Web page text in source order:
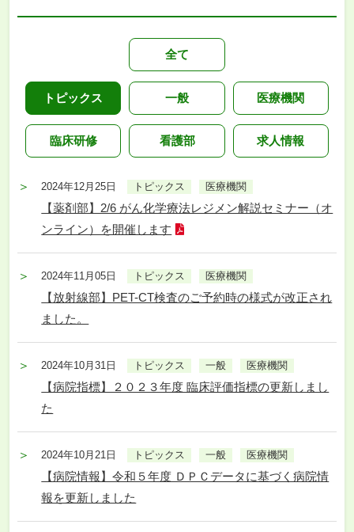
全て
トピックス 一般 医療機関
臨床研修 看護部 求人情報
2024年12月25日 トピックス 医療機関
【薬剤部】2/6 がん化学療法レジメン解説セミナー（オ
ンライン）を開催します
2024年11月05日 トピックス 医療機関
【放射線部】PET-CT検査のご予約時の様式が改正され
ました。
2024年10月31日 トピックス 一般 医療機関
【病院指標】２０２３年度 臨床評価指標の更新しまし
た
2024年10月21日 トピックス 一般 医療機関
【病院情報】令和５年度 ＤＰＣデータに基づく病院情
報を更新しました